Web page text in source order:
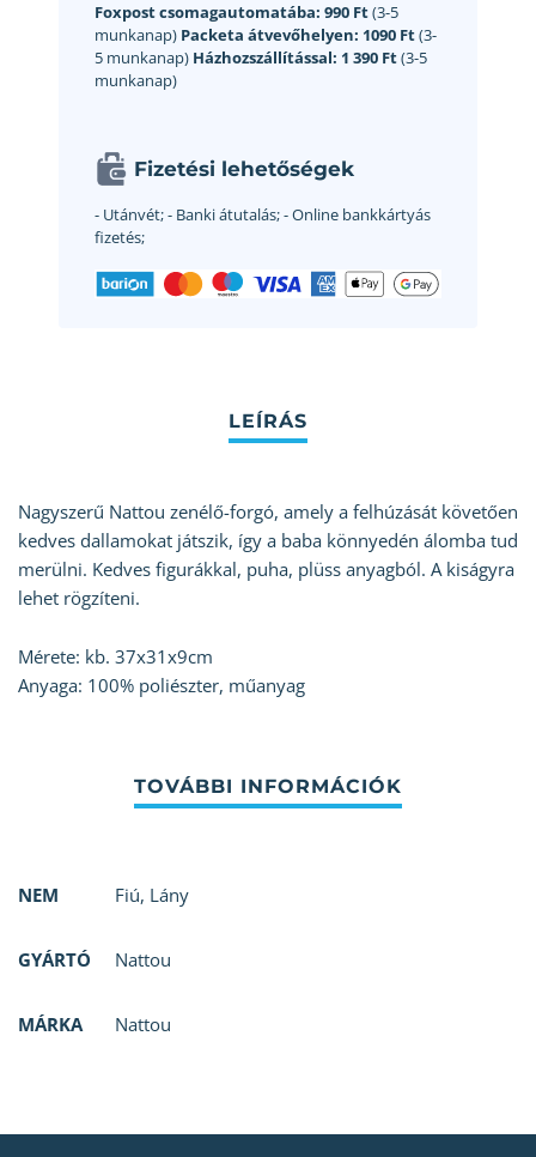
Foxpost csomagautomatába: 990 Ft(3-5
munkanap) Packeta átvevőhelyen: 1090 Ft(3-
5 munkanap) Házhozszállítással: 1 390 Ft(3-5
munkanap)
Fizetési lehetőségek
- Utánvét;- Banki átutalás;- Online bankkártyás
fizetés;
Nagyszerű Nattou zenélő-forgó, amely a felhúzását követően
kedves dallamokat játszik, így a baba könnyedén álomba tud
merülni. Kedves figurákkal, puha, plüss anyagból. A kiságyra
lehet rögzíteni.
Mérete: kb. 37x31x9cm
Anyaga: 100% poliészter, műanyag
NEM Fiú, Lány
GYÁRTÓ Nattou
MÁRKA Nattou